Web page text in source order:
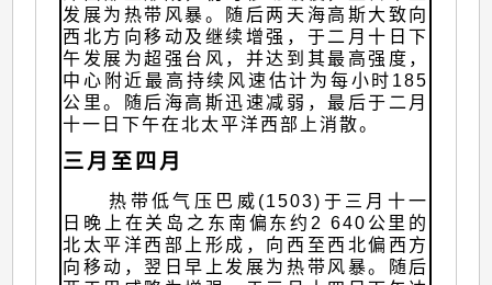
发展为热带风暴。随后两天海高斯大致向
西北方向移动及继续增强，于二月十日下
午发展为超强台风，并达到其最高强度，
中心附近最高持续风速估计为每小时185
公里。随后海高斯迅速减弱，最后于二月
十一日下午在北太平洋西部上消散。
三月至四月
热带低气压巴威(1503)于三月十一
日晚上在关岛之东南偏东约2 640公里的
北太平洋西部上形成，向西至西北偏西方
向移动，翌日早上发展为热带风暴。随后